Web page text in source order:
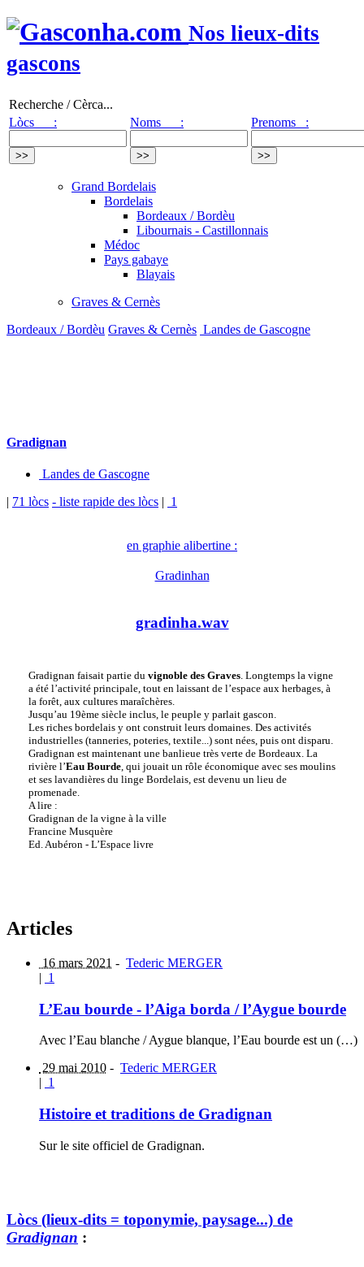
Nos lieux-dits
gascons
Recherche / Cèrca...
Lòcs :
Noms : Prenoms :
Grand Bordelais
Bordelais
Bordeaux / Bordèu
Libournais - Castillonnais
Médoc
Pays gabaye
Blayais
Graves & Cernès
Bordeaux / Bordèu Graves & Cernès Landes de Gascogne
Gradignan
Landes de Gascogne
| 71 lòcs - liste rapide des lòcs | 1
en graphie alibertine :
Gradinhan
gradinha.wav
Gradignan faisait partie du vignoble des Graves. Longtemps la vigne
a été l’activité principale, tout en laissant de l’espace aux herbages, à
la forêt, aux cultures maraîchères.
Jusqu’au 19ème siècle inclus, le peuple y parlait gascon.
Les riches bordelais y ont construit leurs domaines. Des activités
industrielles (tanneries, poteries, textile...) sont nées, puis ont disparu.
Gradignan est maintenant une banlieue très verte de Bordeaux. La
rivière l’Eau Bourde, qui jouait un rôle économique avec ses moulins
et ses lavandières du linge Bordelais, est devenu un lieu de
promenade.
A lire :
Gradignan de la vigne à la ville
Francine Musquère
Ed. Aubéron - L’Espace livre
Articles
16 mars 2021 - Tederic MERGER
| 1
L’Eau bourde - l’Aiga borda / l’Aygue bourde
Avec l’Eau blanche / Aygue blanque, l’Eau bourde est un (…)
29 mai 2010 - Tederic MERGER
| 1
Histoire et traditions de Gradignan
Sur le site officiel de Gradignan.
Lòcs (lieux-dits = toponymie, paysage...) de
Gradignan :